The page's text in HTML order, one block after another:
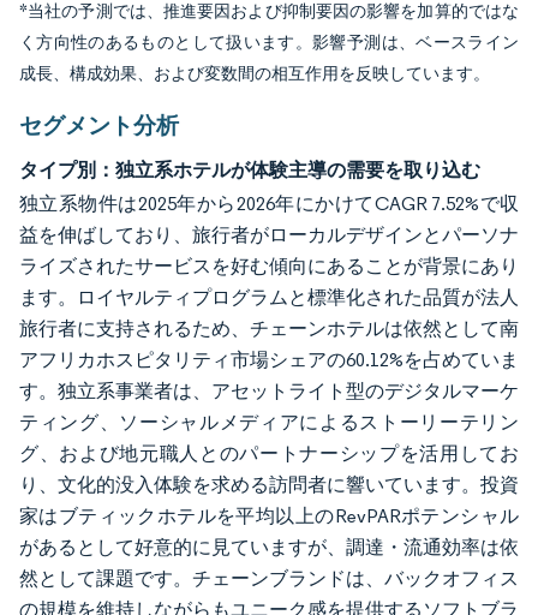
*当社の予測では、推進要因および抑制要因の影響を加算的ではな
く方向性のあるものとして扱います。影響予測は、ベースライン
成長、構成効果、および変数間の相互作用を反映しています。
セグメント分析
タイプ別：独立系ホテルが体験主導の需要を取り込む
独立系物件は2025年から2026年にかけてCAGR 7.52%で収
益を伸ばしており、旅行者がローカルデザインとパーソナ
ライズされたサービスを好む傾向にあることが背景にあり
ます。ロイヤルティプログラムと標準化された品質が法人
旅行者に支持されるため、チェーンホテルは依然として南
アフリカホスピタリティ市場シェアの60.12%を占めていま
す。独立系事業者は、アセットライト型のデジタルマーケ
ティング、ソーシャルメディアによるストーリーテリン
グ、および地元職人とのパートナーシップを活用してお
り、文化的没入体験を求める訪問者に響いています。投資
家はブティックホテルを平均以上のRevPARポテンシャル
があるとして好意的に見ていますが、調達・流通効率は依
然として課題です。チェーンブランドは、バックオフィス
の規模を維持しながらもユニーク感を提供するソフトブラ